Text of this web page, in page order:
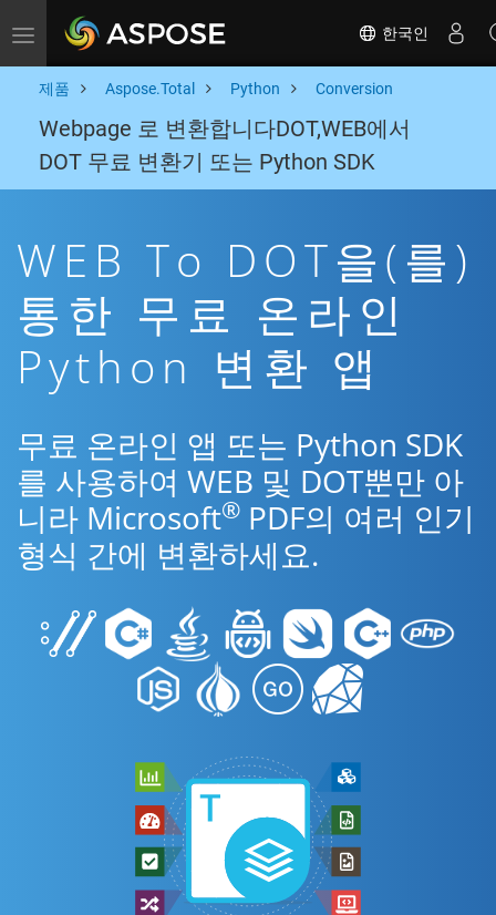
Toggle navigation 한국인
제품 Aspose.Total Python Conversion
Webpage 로 변환합니다DOT,WEB에서
DOT 무료 변환기 또는 Python SDK
WEB To DOT을(를)
통한 무료 온라인
Python 변환 앱
무료 온라인 앱 또는 Python SDK
를 사용하여 WEB 및 DOT뿐만 아
니라 Microsoft® PDF의 여러 인기
형식 간에 변환하세요.